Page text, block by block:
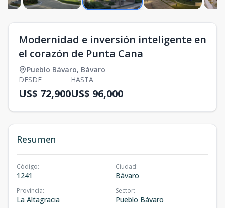
Modernidad e inversión inteligente en
el corazón de Punta Cana
Pueblo Bávaro, Bávaro
DESDE
US$ 72,900
HASTA
US$ 96,000
Resumen
Código:
1241
Ciudad:
Bávaro
Provincia:
La Altagracia
Sector:
Pueblo Bávaro